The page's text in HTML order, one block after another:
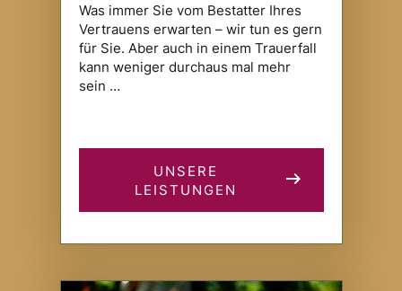
Was immer Sie vom Bestatter Ihres
Vertrauens erwarten – wir tun es gern
für Sie. Aber auch in einem Trauerfall
kann weniger durchaus mal mehr
sein …
UNSERE
LEISTUNGEN